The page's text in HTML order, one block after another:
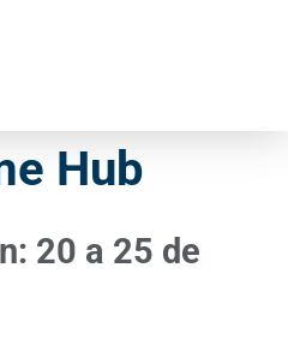
Hub
20 a 25 de